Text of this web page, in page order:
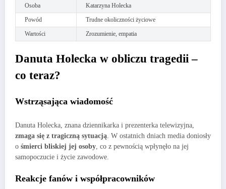
Osoba
Katarzyna Holecka
Powód
Trudne okoliczności życiowe
Wartości
Zrozumienie, empatia
Danuta Holecka w obliczu tragedii –
co teraz?
Wstrząsająca wiadomość
Danuta Holecka, znana dziennikarka i prezenterka telewizyjna,
zmaga się z tragiczną sytuacją . W ostatnich dniach media doniosły
o śmierci bliskiej jej osoby , co z pewnością wpłynęło na jej
samopoczucie i życie zawodowe.
Reakcje fanów i współpracowników